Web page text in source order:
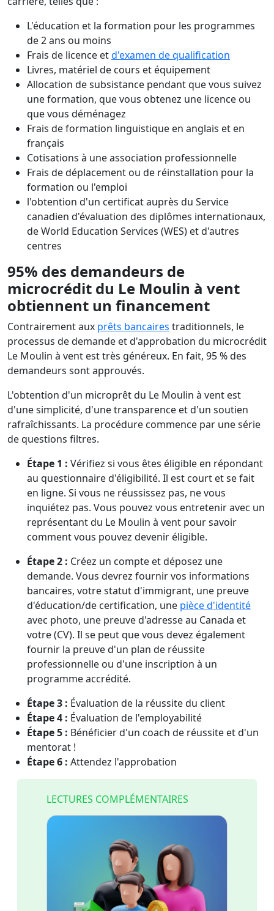
L'éducation et la formation pour les programmes
de 2 ans ou moins
Frais de licence etd'examen de qualification
Livres, matériel de cours et équipement
Allocation de subsistance pendant que vous suivez
une formation, que vous obtenez une licence ou
que vous déménagez
Frais de formation linguistique en anglais et en
français
Cotisations à une association professionnelle
Frais de déplacement ou de réinstallation pour la
formation ou l'emploi
l'obtention d'un certificat auprès du Service
canadien d'évaluation des diplômes internationaux,
de World Education Services (WES) et d'autres
centres
95% des demandeurs de
microcrédit du Le Moulin à vent
obtiennent un financement
Contrairement aux prêts bancaires traditionnels, le
processus de demande et d'approbation du microcrédit
Le Moulin à vent est très généreux. En fait, 95 % des
demandeurs sont approuvés.
L'obtention d'un microprêt du Le Moulin à vent est
d'une simplicité, d'une transparence et d'un soutien
rafraîchissants. La procédure commence par une série
de questions filtres.
Étape 1 : Vérifiez si vous êtes éligible en répondant
au questionnaire d'éligibilité. Il est court et se fait
en ligne. Si vous ne réussissez pas, ne vous
inquiétez pas. Vous pouvez vous entretenir avec un
représentant du Le Moulin à vent pour savoir
comment vous pouvez devenir éligible.
Étape 2 : Créez un compte et déposez une
demande. Vous devrez fournir vos informations
bancaires, votre statut d'immigrant, une preuve
d'éducation/de certification, une pièce d'identité
avec photo, une preuve d'adresse au Canada et
votre (CV). Il se peut que vous devez également
fournir la preuve d'un plan de réussite
professionnelle ou d'une inscription à un
programme accrédité.
Étape 3 : Évaluation de la réussite du client
Étape 4 : Évaluation de l'employabilité
Étape 5 : Bénéficier d'un coach de réussite et d'un
mentorat !
Étape 6 : Attendez l'approbation
LECTURES COMPLÉMENTAIRES